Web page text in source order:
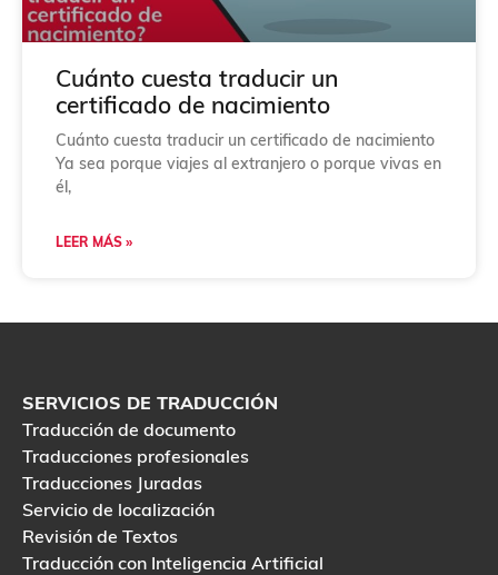
Cuánto cuesta traducir un
certificado de nacimiento
Cuánto cuesta traducir un certificado de nacimiento
Ya sea porque viajes al extranjero o porque vivas en
él,
LEER MÁS »
SERVICIOS DE TRADUCCIÓN
Traducción de documento
Traducciones profesionales
Traducciones Juradas
Servicio de localización
Revisión de Textos
Traducción con Inteligencia Artificial